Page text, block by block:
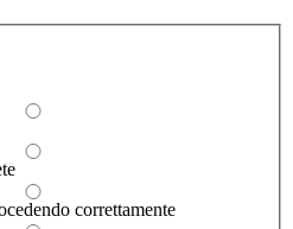
correttamente